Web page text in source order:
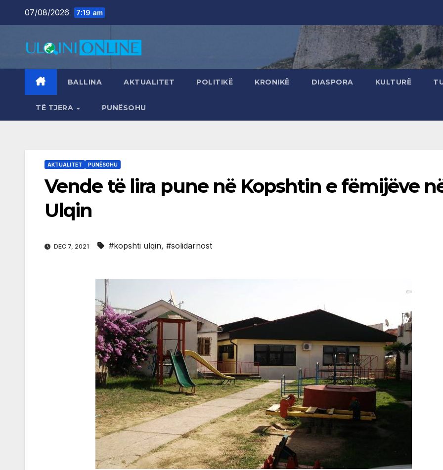
07/08/2026 7:19 am
BALLINA AKTUALITET POLITIKË KRONIKË DIASPORA KULTURË
TË TJERA PUNËSOHU
AKTUALITET PUNËSOHU
Vende të lira pune në Kopshtin e fëmijëve
Ulqin
DEC 7, 2021 #kopshti ulqin, #solidarnost